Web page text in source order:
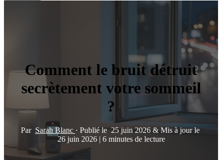
Comment le bruit détruit
secrètement votre sommeil
?
Par Sarah Blanc · Publié le 25 juin 2026 & Mis à jour le
26 juin 2026 | 6 minutes de lecture